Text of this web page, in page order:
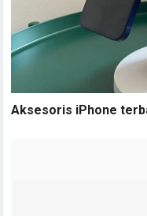
Aksesoris iPhone